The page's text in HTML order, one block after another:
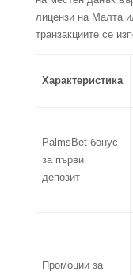
лицензи на Малта
транзакциите се
Характеристика
PalmsBet бонус
за първи
депозит
Промоции за